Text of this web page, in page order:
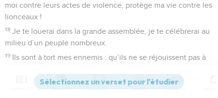
moi contre leurs actes de violence, protège ma vie contre les
lionceaux !
18 Je te louerai dans la grande assemblée, je te célébrerai au
milieu d’un peuple nombreux.
19 Ils sont à tort mes ennemis : qu’ils ne se réjouissent pas à
m’insultent pas du regard !
Versions Commentaires Strong